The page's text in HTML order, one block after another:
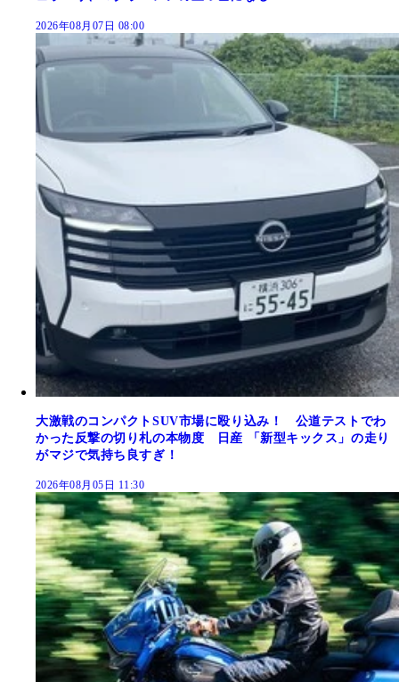
2026年08月07日 08:00
大激戦のコンパクトSUV市場に殴り込み！ 公道テストでわ
かった反撃の切り札の本物度 日産 「新型キックス」の走り
がマジで気持ち良すぎ！
2026年08月05日 11:30